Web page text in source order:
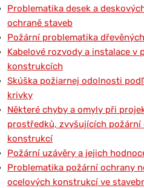
Problematika desek a
ochraně staveb
Požární problematika
Kabelové rozvody a instalace v
konstrukcích
Skúška požiarnej odolnosti
krivky
Některé chyby a omyly při
prostředků, zvyšujících
konstrukcí
Požární uzávěry a jejich
Problematika požární ochrany
ocelových konstrukcí ve